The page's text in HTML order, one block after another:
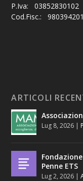
P.Iva: 03852830102
Cod.Fisc.:
ARTICOLI
Lug 8, 2026 |
Penne ETS
Lug 2, 2026 |